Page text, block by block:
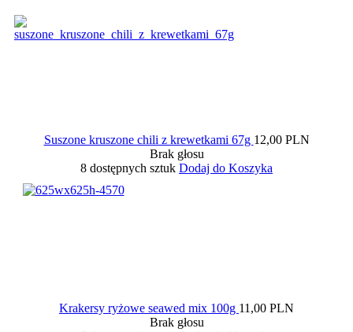
Suszone kruszone chili z krewetkami 67g 12,00 PLN
Brak głosu
8 dostępnych sztuk Dodaj do Koszyka
Krakersy ryżowe seawed mix 100g 11,00 PLN
Brak głosu